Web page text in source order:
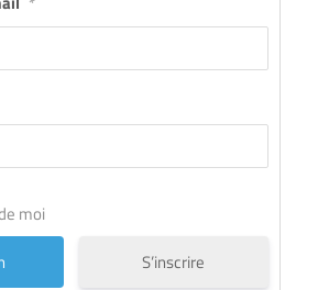
moi
S’inscrire